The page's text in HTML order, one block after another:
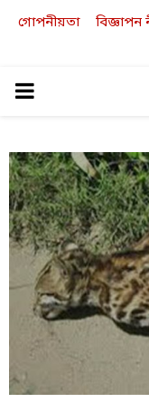
গোপনীয়তা বিজ্ঞাপন
PRIMARY